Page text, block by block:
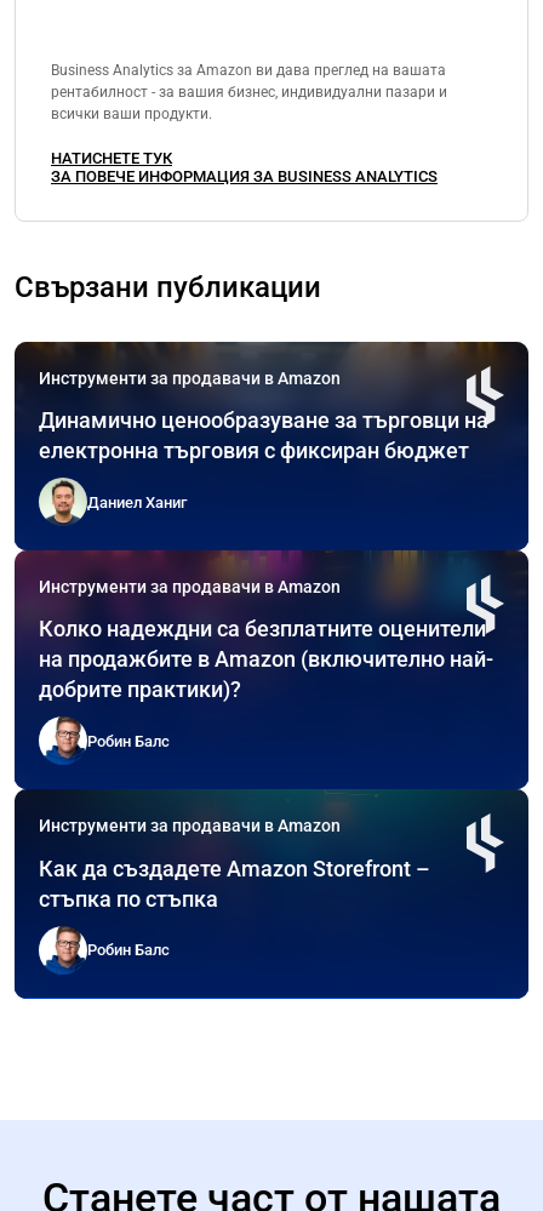
Business Analytics за Amazon ви дава преглед на вашата
рентабилност - за вашия бизнес, индивидуални пазари и
всички ваши продукти.
НАТИСНЕТЕ ТУК
ЗА ПОВЕЧЕ ИНФОРМАЦИЯ ЗА BUSINESS ANALYTICS
Свързани публикации
Инструменти за продавачи в Amazon
Динамично ценообразуване за търговци на
електронна търговия с фиксиран бюджет
Даниел Ханиг
Инструменти за продавачи в Amazon
Колко надеждни са безплатните оценители
на продажбите в Amazon (включително най-
добрите практики)?
Робин Балс
Инструменти за продавачи в Amazon
Как да създадете Amazon Storefront –
стъпка по стъпка
Робин Балс
Станете част от нашата